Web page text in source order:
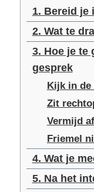
1. Bereid je
2. Wat te
3. Hoe je te
gesprek
Kijk in de
Zit
Vermijd
Friemel
4. Wat je
5. Na het